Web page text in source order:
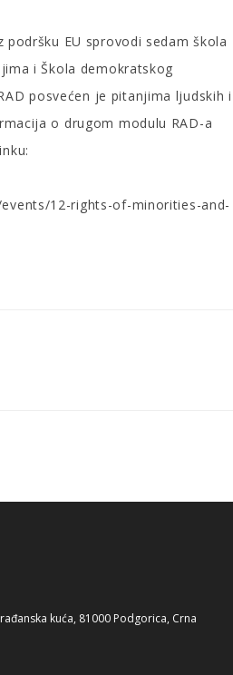
EU sprovodi sedam škola
i Škola demokratskog
posvećen je pitanjima ljudskih i
o drugom modulu RAD-a
12-rights-of-minorities-and-
kuća, 81000 Podgorica, Crna